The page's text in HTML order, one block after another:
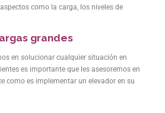
como la carga, los niveles de
grandes
en solucionar cualquier situación en
es importante que les asesoremos en
como es implementar un elevador en su